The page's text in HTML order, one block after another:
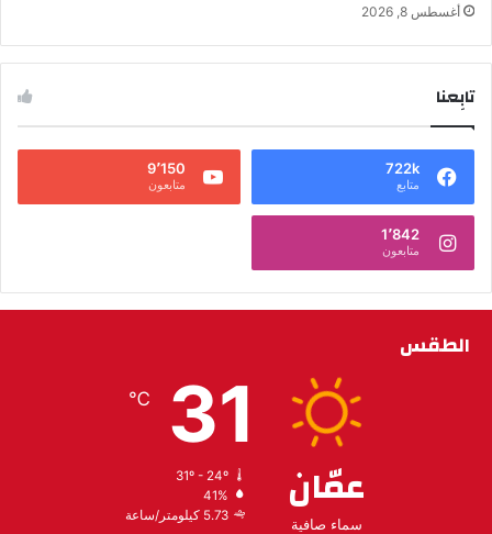
أغسطس 8, 2026
تابِعنا
722k
متابع
9٬150
متابعون
1٬842
متابعون
الطقس
عمّان
سماء صافية
31
℃
31º - 24º
41%
5.73 كيلومتر/ساعة